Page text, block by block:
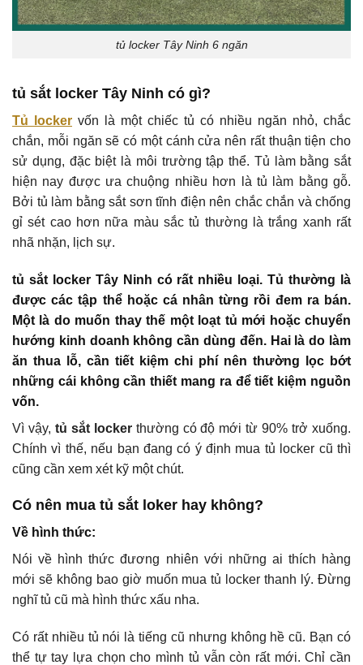
tủ locker Tây Ninh 6 ngăn
tủ sắt locker Tây Ninh có gì?
Tủ locker vốn là một chiếc tủ có nhiều ngăn nhỏ, chắc
chắn, mỗi ngăn sẽ có một cánh cửa nên rất thuận tiện cho
sử dụng, đặc biệt là môi trường tập thể. Tủ làm bằng sắt
hiện nay được ưa chuộng nhiều hơn là tủ làm bằng gỗ.
Bởi tủ làm bằng sắt sơn tĩnh điện nên chắc chắn và chống
gỉ sét cao hơn nữa màu sắc tủ thường là trắng xanh rất
nhã nhặn, lịch sự.
tủ sắt locker Tây Ninh có rất nhiều loại. Tủ thường là
được các tập thể hoặc cá nhân từng rồi đem ra bán.
Một là do muốn thay thế một loạt tủ mới hoặc chuyển
hướng kinh doanh không cần dùng đến. Hai là do làm
ăn thua lỗ, cần tiết kiệm chi phí nên thường lọc bớt
những cái không cần thiết mang ra để tiết kiệm nguồn
vốn.
Vì vậy, tủ sắt lockerthường có độ mới từ 90% trở xuống.
Chính vì thế, nếu bạn đang có ý định mua tủ locker cũ thì
cũng cần xem xét kỹ một chút.
Có nên mua tủ sắt loker hay không?
Về hình thức:
Nói về hình thức đương nhiên với những ai thích hàng
mới sẽ không bao giờ muốn mua tủ locker thanh lý. Đừng
nghĩ tủ cũ mà hình thức xấu nha.
Có rất nhiều tủ nói là tiếng cũ nhưng không hề cũ. Bạn có
thể tự tay lựa chọn cho mình tủ vẫn còn rất mới. Chỉ cần